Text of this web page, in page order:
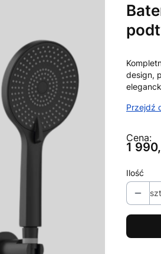
design,
Przejdź
Cena:
Cena
1
Ilość